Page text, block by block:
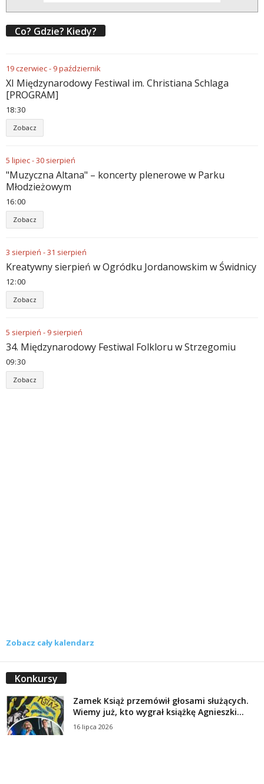
Co? Gdzie? Kiedy?
19czerwiec- 9październik
XI Międzynarodowy Festiwal im. Christiana Schlaga
[PROGRAM]
18 30
Zobacz
5 lipiec-30 sierpień
"Muzyczna Altana" – koncerty plenerowe w Parku
Młodzieżowym
16 00
Zobacz
3 sierpień -31 sierpień
Kreatywny sierpień w Ogródku Jordanowskim w Świdnicy
12 00
Zobacz
5 sierpień - 9 sierpień
34. Międzynarodowy Festiwal Folkloru w Strzegomiu
09 30
Zobacz
Zobacz cały kalendarz
Konkursy
Zamek Książ przemówił głosami służących.
Wiemy już, kto wygrał książkę Agnieszki...
16 lipca 2026